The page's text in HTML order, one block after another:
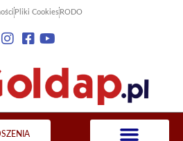
Pliki Cookies RODO